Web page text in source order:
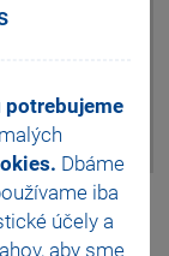
potrebujeme
malých
Dbáme
iba
účely a
aby sme
se můžete
dokladů a další
tato
Ano